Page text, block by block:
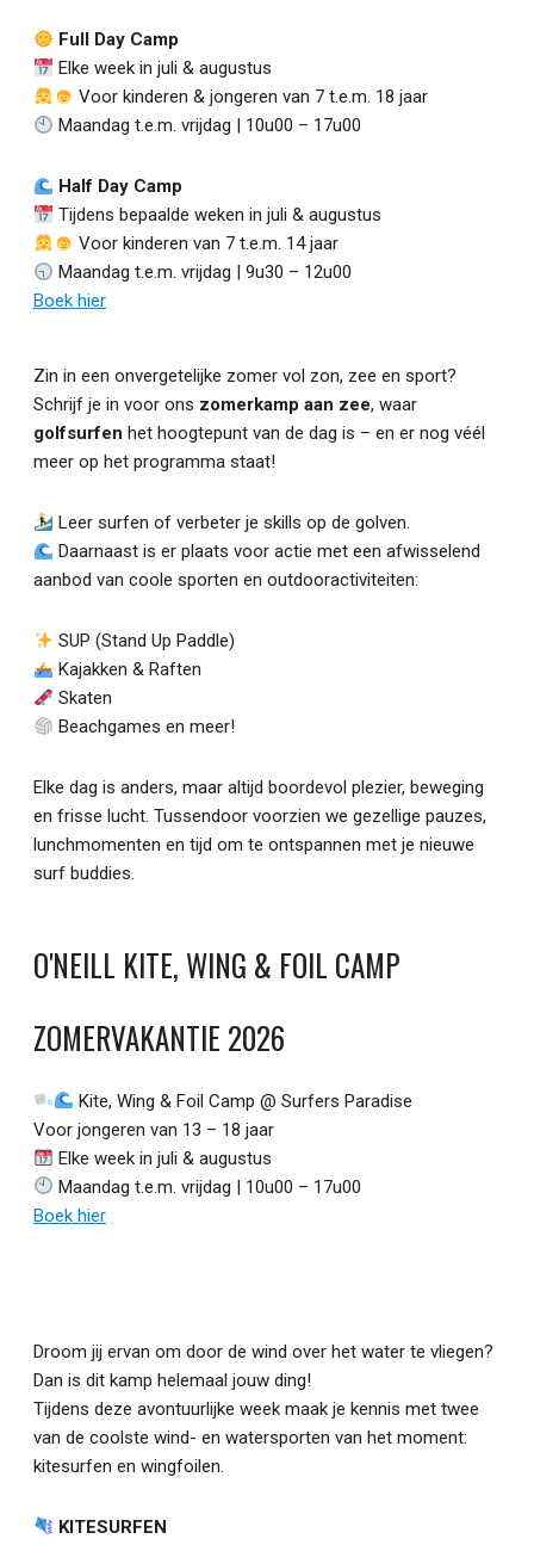
Full Day Camp
Elke week in juli & augustus
Voor kinderen & jongeren van 7 t.e.m. 18 jaar
Maandag t.e.m. vrijdag | 10u00 – 17u00
Half Day Camp
Tijdens bepaalde weken in juli & augustus
Voor kinderen van 7 t.e.m. 14 jaar
Maandag t.e.m. vrijdag | 9u30 – 12u00
Boek hier
Zin in een onvergetelijke zomer vol zon, zee en sport?
Schrijf je in voor ons zomerkamp aan zee, waar
golfsurfen het hoogtepunt van de dag is – en er nog véél
meer op het programma staat!
Leer surfen of verbeter je skills op de golven.
Daarnaast is er plaats voor actie met een afwisselend
aanbod van coole sporten en outdooractiviteiten:
SUP (Stand Up Paddle)
Kajakken & Raften
Skaten
Beachgames en meer!
Elke dag is anders, maar altijd boordevol plezier, beweging
en frisse lucht. Tussendoor voorzien we gezellige pauzes,
lunchmomenten en tijd om te ontspannen met je nieuwe
surf buddies.
O'NEILL KITE, WING & FOIL CAMP
ZOMERVAKANTIE 2026
Kite, Wing & Foil Camp @ Surfers Paradise
Voor jongeren van 13 – 18 jaar
Elke week in juli & augustus
Maandag t.e.m. vrijdag | 10u00 – 17u00
Boek hier
Droom jij ervan om door de wind over het water te vliegen?
Dan is dit kamp helemaal jouw ding!
Tijdens deze avontuurlijke week maak je kennis met twee
van de coolste wind- en watersporten van het moment:
kitesurfen en wingfoilen.
KITESURFEN